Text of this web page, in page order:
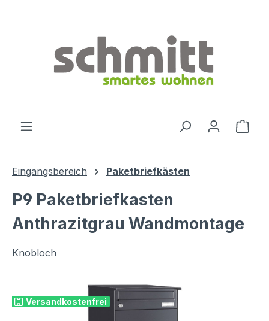
Eingangsbereich Paketbriefkästen
P9 Paketbriefkasten
Anthrazitgrau Wandmontage
Knobloch
Versandkostenfrei